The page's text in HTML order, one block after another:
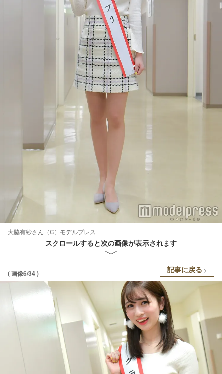
大脇有紗さん（C）モデルプレス
スクロールすると次の画像が表示されます
( 画像6/34 ) 記事に戻る